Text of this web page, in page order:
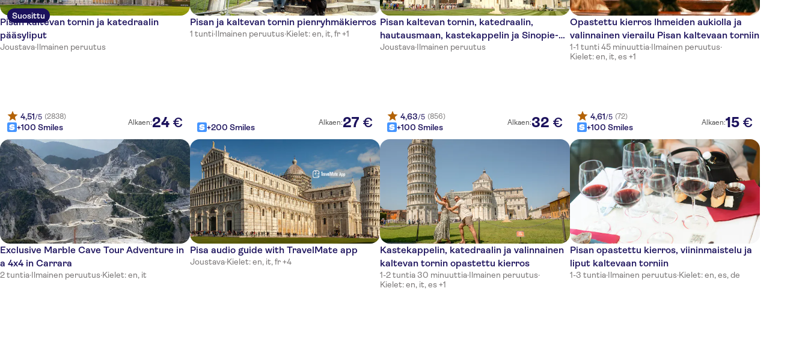
Suosittu
Pisan kaltevan tornin ja katedraalin
pääsyliput
Joustava·Ilmainen peruutus
4,51/5 (2838)
+100 Smiles Alkaen:24 €
Pisan ja kaltevan tornin pienryhmäkierros
1 tunti·Ilmainen peruutus·Kielet: en, it, fr +1
+200 Smiles Alkaen:27 €
Pisan kaltevan tornin, katedraalin,
hautausmaan, kastekappelin ja Sinopie-
museon pääsyliput
Joustava·Ilmainen peruutus
4,63/5 (856)
+100 Smiles Alkaen:32 €
Opastettu kierros Ihmeiden aukiolla ja
valinnainen vierailu Pisan kaltevaan torniin
1-1 tunti 45 minuuttia·Ilmainen peruutus·
Kielet: en, it, es +1
4,61/5 (72)
+100 Smiles Alkaen:15 €
Exclusive Marble Cave Tour Adventure in
a 4x4 in Carrara
2 tuntia·Ilmainen peruutus·Kielet: en, it
Pisa audio guide with TravelMate app
Joustava·Kielet: en, it, fr +4
Kastekappelin, katedraalin ja valinnainen
kaltevan tornin opastettu kierros
1-2 tuntia 30 minuuttia·Ilmainen peruutus·
Kielet: en, it, es +1
Pisan opastettu kierros, viininmaistelu ja
liput kaltevaan torniin
1-3 tuntia·Ilmainen peruutus·Kielet: en, es, de